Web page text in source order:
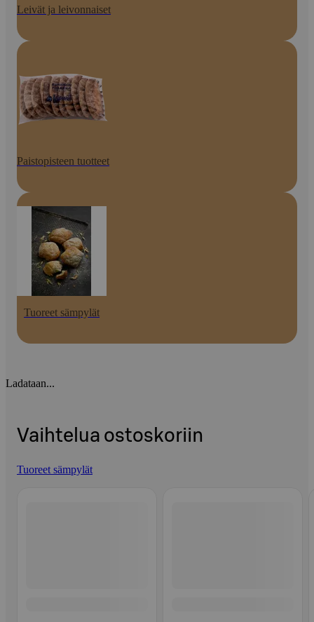
Leivät ja leivonnaiset
Paistopisteen tuotteet
Tuoreet sämpylät
Ladataan...
Vaihtelua ostoskoriin
Tuoreet sämpylät